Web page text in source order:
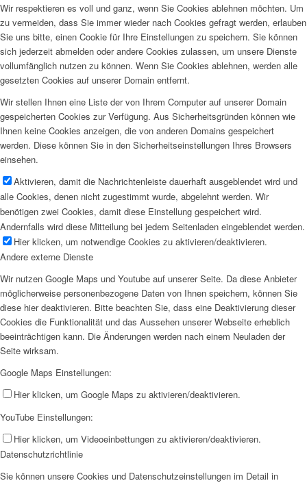
Wir respektieren es voll und ganz, wenn Sie Cookies ablehnen möchten. Um
zu vermeiden, dass Sie immer wieder nach Cookies gefragt werden, erlauben
Sie uns bitte, einen Cookie für Ihre Einstellungen zu speichern. Sie können
sich jederzeit abmelden oder andere Cookies zulassen, um unsere Dienste
vollumfänglich nutzen zu können. Wenn Sie Cookies ablehnen, werden alle
gesetzten Cookies auf unserer Domain entfernt.
Wir stellen Ihnen eine Liste der von Ihrem Computer auf unserer Domain
gespeicherten Cookies zur Verfügung. Aus Sicherheitsgründen können wie
Ihnen keine Cookies anzeigen, die von anderen Domains gespeichert
werden. Diese können Sie in den Sicherheitseinstellungen Ihres Browsers
einsehen.
Aktivieren, damit die Nachrichtenleiste dauerhaft ausgeblendet wird und
alle Cookies, denen nicht zugestimmt wurde, abgelehnt werden. Wir
benötigen zwei Cookies, damit diese Einstellung gespeichert wird.
Andernfalls wird diese Mitteilung bei jedem Seitenladen eingeblendet werden.
Hier klicken, um notwendige Cookies zu aktivieren/deaktivieren.
Andere externe Dienste
Wir nutzen Google Maps und Youtube auf unserer Seite. Da diese Anbieter
möglicherweise personenbezogene Daten von Ihnen speichern, können Sie
diese hier deaktivieren. Bitte beachten Sie, dass eine Deaktivierung dieser
Cookies die Funktionalität und das Aussehen unserer Webseite erheblich
beeinträchtigen kann. Die Änderungen werden nach einem Neuladen der
Seite wirksam.
Google Maps Einstellungen:
Hier klicken, um Google Maps zu aktivieren/deaktivieren.
YouTube Einstellungen:
Hier klicken, um Videoeinbettungen zu aktivieren/deaktivieren.
Datenschutzrichtlinie
Sie können unsere Cookies und Datenschutzeinstellungen im Detail in